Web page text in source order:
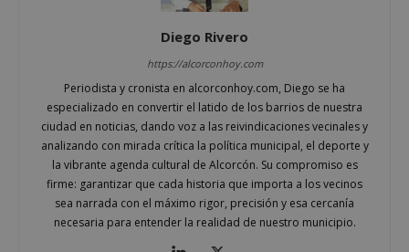
Diego Rivero
https://alcorconhoy.com
Periodista y cronista en alcorconhoy.com, Diego se ha
especializado en convertir el latido de los barrios de nuestra
ciudad en noticias, dando voz a las reivindicaciones vecinales y
analizando con mirada crítica la política municipal, el deporte y
la vibrante agenda cultural de Alcorcón. Su compromiso es
firme: garantizar que cada historia que importa a los vecinos
sea narrada con el máximo rigor, precisión y esa cercanía
necesaria para entender la realidad de nuestro municipio.
Proveedor
alcorconhoy.com